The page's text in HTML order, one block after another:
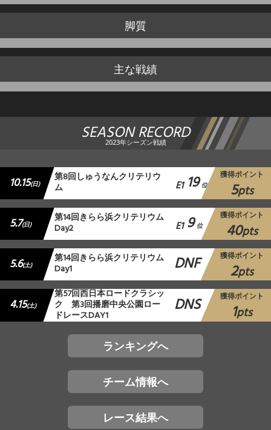
脚質
主な戦績
SEASON RECORD
2023年シーズン戦績
10.15(日) 第8回しゅうなんクリテリウ
ム E1 19 位
獲得ポイント
5pts
5.7(日) 第14回きらら浜クリテリウム
Day2 E1 9 位
獲得ポイント
40pts
5.6(土) 第14回きらら浜クリテリウム
Day1 DNF 獲得ポイント
2pts
4.15(土)
第57回西日本ロードクラシッ
ク 第3回播磨中央公園ロー
ドレースDAY1 DNS 獲得ポイント
1pts
ランキングへ
チーム情報へ
レース結果へ